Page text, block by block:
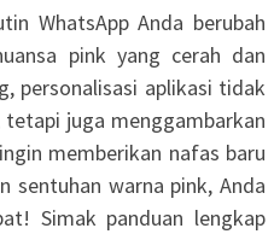
WhatsApp Anda berubah
pink yang cerah dan
personalisasi aplikasi tidak
tetapi juga menggambarkan
memberikan nafas baru
sentuhan warna pink, Anda
Simak panduan lengkap